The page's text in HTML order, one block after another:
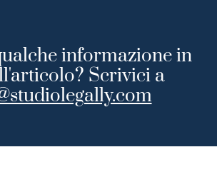
informazione in
Scrivici a